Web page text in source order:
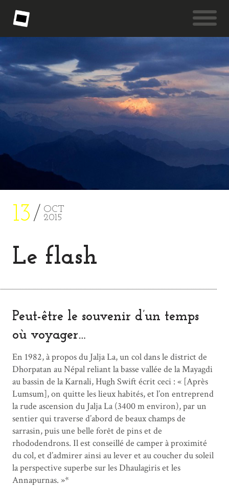
13
OCT
2015
Le flash
Peut-être le souvenir d’un temps
où voyager…
En 1982, à propos du Jalja La, un col dans le district de
Dhorpatan au Népal reliant la basse vallée de la Mayagdi
au bassin de la Karnali, Hugh Swift écrit ceci : « [Après
Lumsum], on quitte les lieux habités, et l’on entreprend
la rude ascension du Jalja La (3400 m environ), par un
sentier qui traverse d’abord de beaux champs de
sarrasin, puis une belle forêt de pins et de
rhododendrons. Il est conseillé de camper à proximité
du col, et d’admirer ainsi au lever et au coucher du soleil
la perspective superbe sur les Dhaulagiris et les
Annapurnas. »*